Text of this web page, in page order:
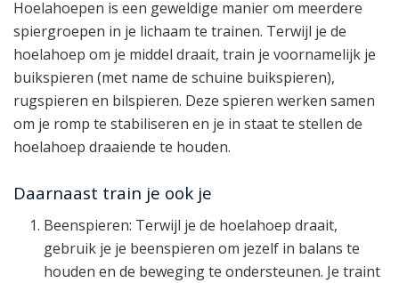
Hoelahoepen is een geweldige manier om meerdere
spiergroepen in je lichaam te trainen. Terwijl je de
hoelahoep om je middel draait, train je voornamelijk je
buikspieren (met name de schuine buikspieren),
rugspieren en bilspieren. Deze spieren werken samen
om je romp te stabiliseren en je in staat te stellen de
hoelahoep draaiende te houden.
Daarnaast train je ook je
Beenspieren: Terwijl je de hoelahoep draait,
gebruik je je beenspieren om jezelf in balans te
houden en de beweging te ondersteunen. Je traint